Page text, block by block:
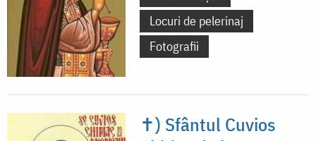
Locuri de pelerinaj
Fotografii
✝) Sfântul Cuvios